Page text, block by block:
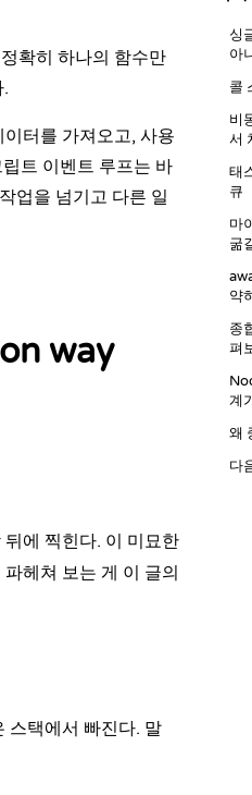
확히 하나의 함수만
터를 가져오고, 사용
트 이벤트 루프는 바
업을 넘기고 다른 일
way
에 찍힌다. 이 미묘한
헤쳐 보는 게 이 글의
스택에서 빠진다. 말
싱
아
콜
비
서
태
큐
마
굶
약
종
펴
계
왜
다